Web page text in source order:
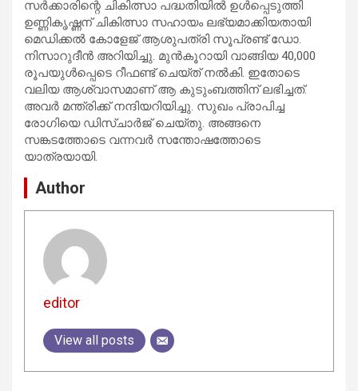
സര്‍ക്കാരിന്റെ ചികിത്സാ പദ്ധതിയില്‍ ഉള്‍പ്പെടുത്തി
ഉണ്ണികൃഷ്ണന് ചികിത്സാ സഹായം ലഭ്യമാക്കിയതായി
മെഡിക്കല്‍ കോളേജ് ആശുപത്രി സൂപ്രണ്ട് ഡോ.
നിസാറുദീന്‍ അറിയിച്ചു. മുന്‍കൂറായി വാങ്ങിയ 40,000
രൂപയുള്‍പ്പെടെ റീഫണ്ട് ചെയ്ത് നല്‍കി. ഇതോടെ
വലിയ ആശ്വാസമാണ് ആ കുടുംബത്തിന് ലഭിച്ചത്.
അവര്‍ മന്ത്രിക്ക് നന്ദിയറിയിച്ചു. സുഖം പ്രാപിച്ച
രോഗിയെ ഡിസ്ചാര്‍ജ് ചെയ്തു. അങ്ങനെ
സങ്കടത്തോടെ വന്നവര്‍ സന്തോഷത്തോടെ
യാത്രയായി.
Author
editor
View all posts